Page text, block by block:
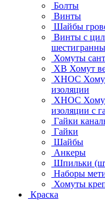
Болты
Винты
Шайбы
Винты с
Хомуты
ХВ Хомут
ХНОС
изоляции
ХНОС
изоляции с
Гайки
Гайки
Шайбы
Анкеры
Шпильки
Наборы
Хомуты
Краска